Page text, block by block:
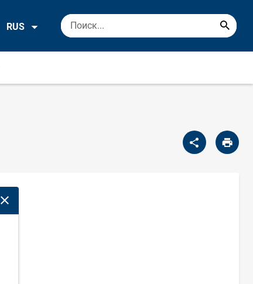
RUS
Закрыть модальное окно